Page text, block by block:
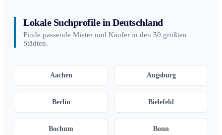
Lokale Suchprofile in Deutschland
Finde passende Mieter und Käufer in den 50 größten
Städten.
Aachen Augsburg
Berlin Bielefeld
Bochum Bonn